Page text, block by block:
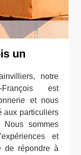
un
notre
François est
et nous
aux particuliers
sommes
et
de répondre à